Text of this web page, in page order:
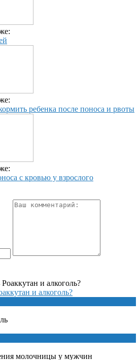
ребенка после поноса и рвоты
с кровью у взрослого
и алкоголь?